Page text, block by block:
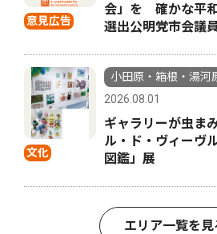
意見広告
会」を 確かな平
選出公明党市会議
文化
小田原・箱根・湯河
2026.08.01
ギャラリーが虫ま
ル・ド・ヴィーヴ
図鑑」展
エリア一覧を見